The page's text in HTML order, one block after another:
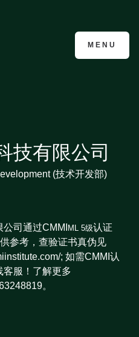
CMMI认证咨询
MENU
技有限公司
(技术开发部)
司通过CMMI ML 5级认证
参考，查验证书真伪见
; 如需CMMI认
客服！了解更多
。